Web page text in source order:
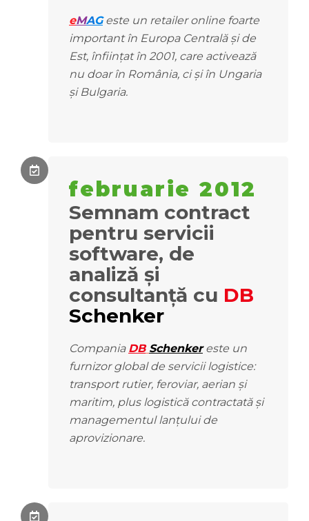
eMAGeste un retailer online foarte
important în Europa Centrală și de
Est, înființat în 2001, care activează
nu doar în România, ci și în Ungaria
și Bulgaria.
februarie 2012
Semnam contract
pentru servicii
software, de
analiză și
consultanță cu DB
Schenker
Compania DB Schenkereste un
furnizor global de servicii logistice:
transport rutier, feroviar, aerian și
maritim, plus logistică contractată și
managementul lanțului de
aprovizionare.